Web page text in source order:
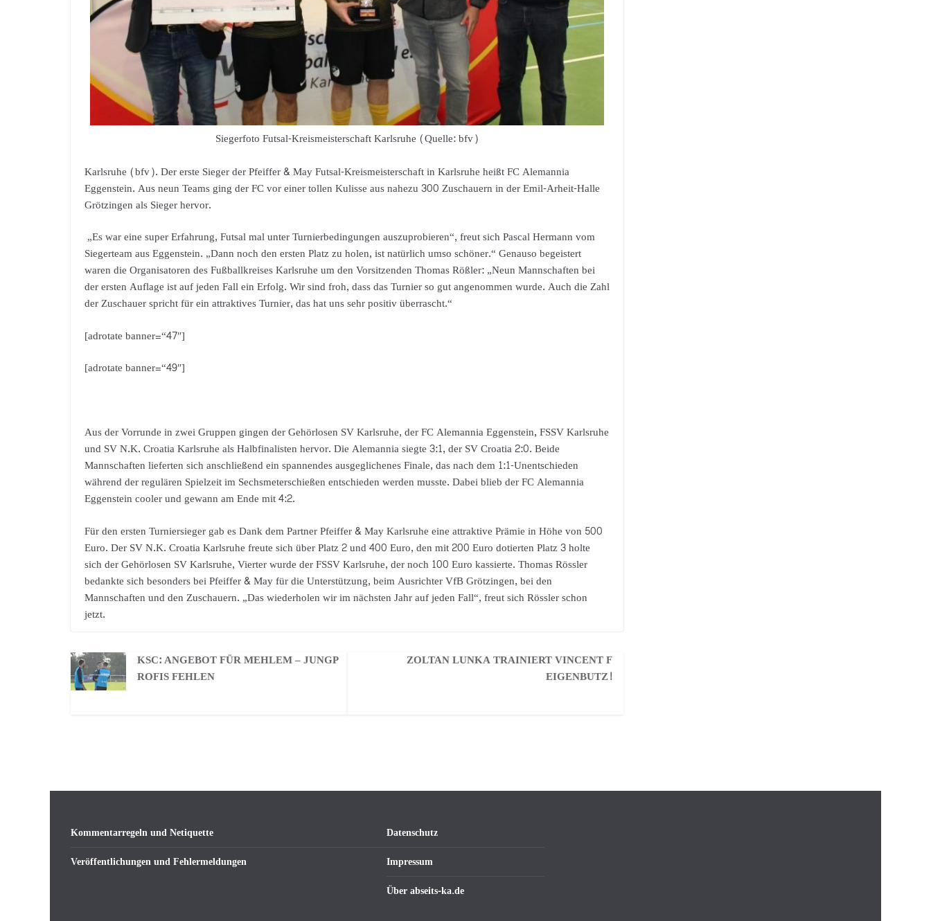
Siegerfoto Futsal-Kreismeisterschaft Karlsruhe (Quelle: bfv)
Karlsruhe (bfv). Der erste Sieger der Pfeiffer & May Futsal-Kreismeisterschaft in Karlsruhe heißt FC Alemannia
Eggenstein. Aus neun Teams ging der FC vor einer tollen Kulisse aus nahezu 300 Zuschauern in der Emil-Arheit-Halle
Grötzingen als Sieger hervor.
„Es war eine super Erfahrung, Futsal mal unter Turnierbedingungen auszuprobieren“, freut sich Pascal Hermann vom
Siegerteam aus Eggenstein. „Dann noch den ersten Platz zu holen, ist natürlich umso schöner.“ Genauso begeistert
waren die Organisatoren des Fußballkreises Karlsruhe um den Vorsitzenden Thomas Rößler: „Neun Mannschaften bei
der ersten Auflage ist auf jeden Fall ein Erfolg. Wir sind froh, dass das Turnier so gut angenommen wurde. Auch die Zahl
der Zuschauer spricht für ein attraktives Turnier, das hat uns sehr positiv überrascht.“
[adrotate banner=“47″]
[adrotate banner=“49″]
Aus der Vorrunde in zwei Gruppen gingen der Gehörlosen SV Karlsruhe, der FC Alemannia Eggenstein, FSSV Karlsruhe
und SV N.K. Croatia Karlsruhe als Halbfinalisten hervor. Die Alemannia siegte 3:1, der SV Croatia 2:0. Beide
Mannschaften lieferten sich anschließend ein spannendes ausgeglichenes Finale, das nach dem 1:1-Unentschieden
während der regulären Spielzeit im Sechsmeterschießen entschieden werden musste. Dabei blieb der FC Alemannia
Eggenstein cooler und gewann am Ende mit 4:2.
Für den ersten Turniersieger gab es Dank dem Partner Pfeiffer & May Karlsruhe eine attraktive Prämie in Höhe von 500
Euro. Der SV N.K. Croatia Karlsruhe freute sich über Platz 2 und 400 Euro, den mit 200 Euro dotierten Platz 3 holte
sich der Gehörlosen SV Karlsruhe, Vierter wurde der FSSV Karlsruhe, der noch 100 Euro kassierte. Thomas Rössler
bedankte sich besonders bei Pfeiffer & May für die Unterstützung, beim Ausrichter VfB Grötzingen, bei den
Mannschaften und den Zuschauern. „Das wiederholen wir im nächsten Jahr auf jeden Fall“, freut sich Rössler schon
jetzt.
KSC: ANGEBOT FÜR MEHLEM – JUNGP
ROFIS FEHLEN
ZOLTAN LUNKA TRAINIERT VINCENT F
EIGENBUTZ!
Kommentarregeln und Netiquette
Veröffentlichungen und Fehlermeldungen
Datenschutz
Impressum
Über abseits-ka.de